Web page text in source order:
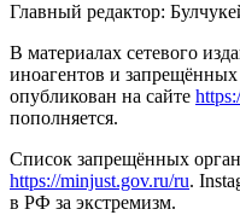
Главный редактор:
В материалах сетевого
иноагентов и
опубликован на сайте
пополняется.
Список запрещённых
https://minjust.gov.ru/ru.
в РФ за экстремизм.